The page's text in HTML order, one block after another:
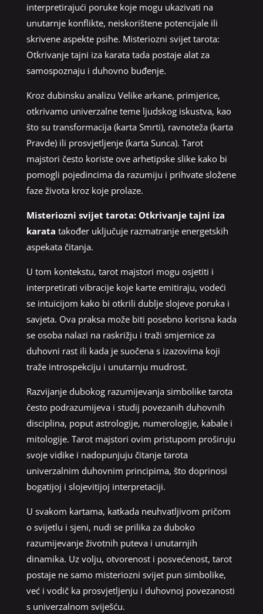
interpretirajući poruke koje mogu ukazivati na
unutarnje konflikte, neiskorištene potencijale ili
skrivene aspekte psihe. Misteriozni svijet tarota:
Otkrivanje tajni iza karata tada postaje alat za
samospoznaju i duhovno buđenje.
Kroz dubinsku analizu Velike arkane, primjerice,
otkrivamo univerzalne teme ljudskog iskustva, kao
što su transformacija (karta Smrti), ravnoteža (karta
Pravde) ili prosvjetljenje (karta Sunca). Tarot
majstori često koriste ove arhetipske slike kako bi
pomogli pojedincima da razumiju i prihvate složene
faze života kroz koje prolaze.
Misteriozni svijet tarota: Otkrivanje tajni iza
karata također uključuje razmatranje energetskih
aspekata čitanja.
U tom kontekstu, tarot majstori mogu osjetiti i
interpretirati vibracije koje karte emitiraju, vodeći
se intuicijom kako bi otkrili dublje slojeve poruka i
savjeta. Ova praksa može biti posebno korisna kada
se osoba nalazi na raskrižju i traži smjernice za
duhovni rast ili kada je suočena s izazovima koji
traže introspekciju i unutarnju mudrost.
Razvijanje dubokog razumijevanja simbolike tarota
često podrazumijeva i studij povezanih duhovnih
disciplina, poput astrologije, numerologije, kabale i
mitologije. Tarot majstori ovim pristupom proširuju
svoje vidike i nadopunjuju čitanje tarota
univerzalnim duhovnim principima, što doprinosi
bogatijoj i slojevitijoj interpretaciji.
U svakom kartama, katkada neuhvatljivom pričom
o svijetlu i sjeni, nudi se prilika za duboko
razumijevanje životnih puteva i unutarnjih
dinamika. Uz volju, otvorenost i posvećenost, tarot
postaje ne samo misteriozni svijet pun simbolike,
već i vodič ka prosvjetljenju i duhovnoj povezanosti
s univerzalnom sviješću.